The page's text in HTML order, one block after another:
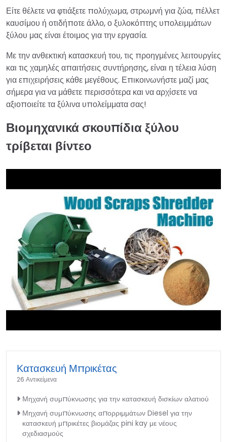
Είτε θέλετε να φτιάξετε πολύχωμα, στρωμνή για ζώα, πέλλετ
καυσίμου ή οτιδήποτε άλλο, ο ξυλοκόπτης υπολειμμάτων
ξύλου μας είναι έτοιμος για την εργασία.
Με την ανθεκτική κατασκευή του, τις προηγμένες λειτουργίες
και τις χαμηλές απαιτήσεις συντήρησης, είναι η τέλεια λύση
για επιχειρήσεις κάθε μεγέθους. Επικοινωνήστε μαζί μας
σήμερα για να μάθετε περισσότερα και να αρχίσετε να
αξιοποιείτε τα ξύλινα υπολείμματα σας!
Βιομηχανικά σκουπίδια ξύλου
τρίβεται βίντεο
Κατασκευή Μπρικέτας
26 Αντικείμενα
Μηχανή συμπύκνωσης για την κατασκευή δισκίων αλατιού
Μηχανή συμπύκνωσης απορριμμάτων Diesel για την
κατασκευή μπρικέτες βιομάζας pini kay με νέους
σχεδιασμούς